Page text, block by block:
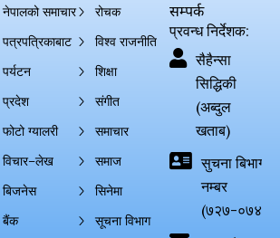
नेपालको समाचार
पत्रपत्रिकाबाट
पर्यटन
प्रदेश
फोटो ग्यालरी
विचार–लेख
बिजनेस
बैंक
रोचक
विश्व राजनीति
शिक्षा
संगीत
समाचार
समाज
सिनेमा
सूचना विभाग
सम्पर्क
प्रवन्ध निर्देशक:
सैहैन्सा
सिद्धिकी
(अब्दुल
खताब)
सुचना बिभाग
नम्बर
(७२७-०७४-